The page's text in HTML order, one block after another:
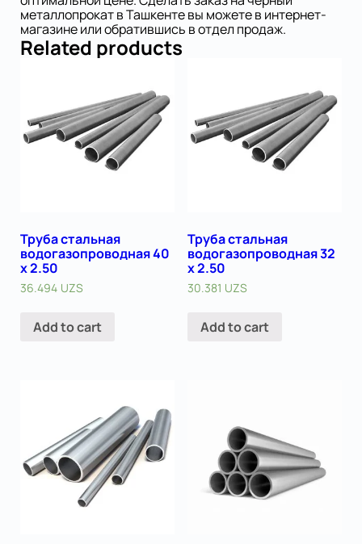
металлопрокат в Ташкенте вы можете в интернет-
магазине или обратившись в отдел продаж.
Related products
Труба стальная
водогазопроводная 40
х 2.50
36.494 UZS
Add to cart
Труба стальная
водогазопроводная 32
х 2.50
30.381 UZS
Add to cart